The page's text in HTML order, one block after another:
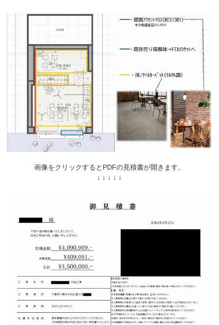
画像をクリックするとPDFの見積書が開きます。
↓ ↓ ↓ ↓ ↓